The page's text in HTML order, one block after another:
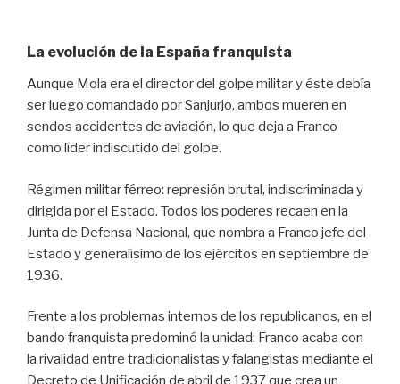
La evolución de la España franquista
Aunque Mola era el director del golpe militar y éste debía
ser luego comandado por Sanjurjo, ambos mueren en
sendos accidentes de aviación, lo que deja a Franco
como líder indiscutido del golpe.
Régimen militar férreo: represión brutal, indiscriminada y
dirigida por el Estado. Todos los poderes recaen en la
Junta de Defensa Nacional, que nombra a Franco jefe del
Estado y generalísimo de los ejércitos en septiembre de
1936.
Frente a los problemas internos de los republicanos, en el
bando franquista predominó la unidad: Franco acaba con
la rivalidad entre tradicionalistas y falangistas mediante el
Decreto de Unificación de abril de 1937 que crea un